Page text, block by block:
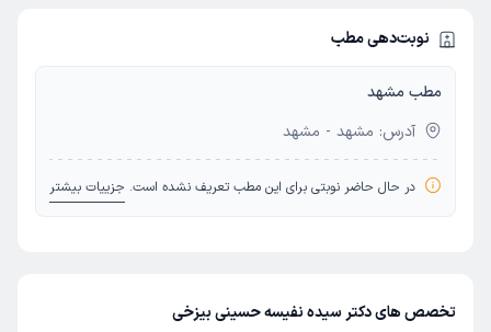
نوبت‌دهی مطب
مطب مشهد
آدرس: مشهد - مشهد
در حال حاضر نوبتی برای این مطب تعریف نشده است. جزییات بیشتر
تخصص های دکتر سیده نفیسه حسینی بیزخی